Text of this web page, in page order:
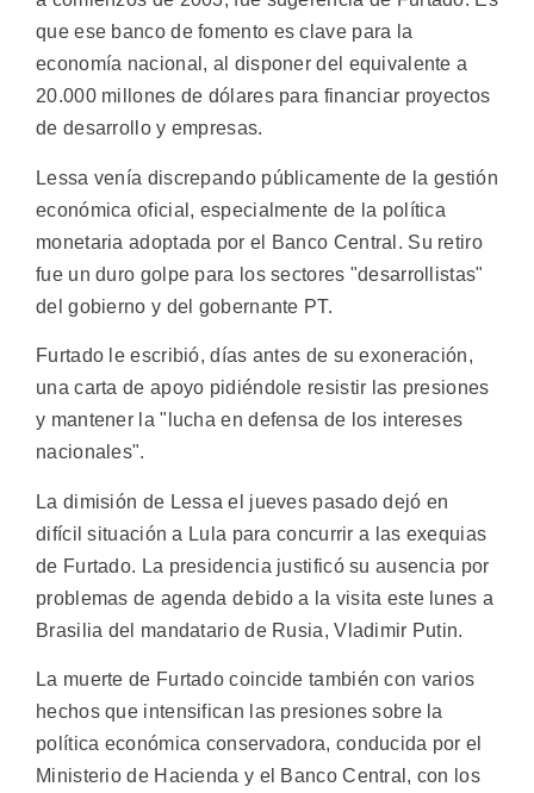
que ese banco de fomento es clave para la
economía nacional, al disponer del equivalente a
20.000 millones de dólares para financiar proyectos
de desarrollo y empresas.
Lessa venía discrepando públicamente de la gestión
económica oficial, especialmente de la política
monetaria adoptada por el Banco Central. Su retiro
fue un duro golpe para los sectores "desarrollistas"
del gobierno y del gobernante PT.
Furtado le escribió, días antes de su exoneración,
una carta de apoyo pidiéndole resistir las presiones
y mantener la "lucha en defensa de los intereses
nacionales".
La dimisión de Lessa el jueves pasado dejó en
difícil situación a Lula para concurrir a las exequias
de Furtado. La presidencia justificó su ausencia por
problemas de agenda debido a la visita este lunes a
Brasilia del mandatario de Rusia, Vladimir Putin.
La muerte de Furtado coincide también con varios
hechos que intensifican las presiones sobre la
política económica conservadora, conducida por el
Ministerio de Hacienda y el Banco Central, con los